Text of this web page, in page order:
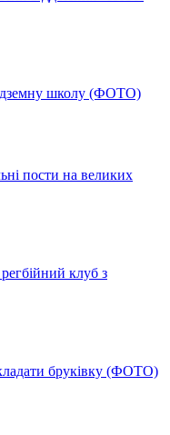
школу (ФОТО)
пости на великих
клуб з
бруківку (ФОТО)